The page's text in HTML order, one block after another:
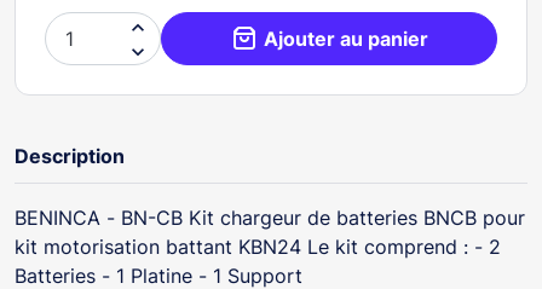

 Ajouter au panier
Description
BENINCA - BN-CB Kit chargeur de batteries BNCB pour
kit motorisation battant KBN24 Le kit comprend : - 2
Batteries - 1 Platine - 1 Support